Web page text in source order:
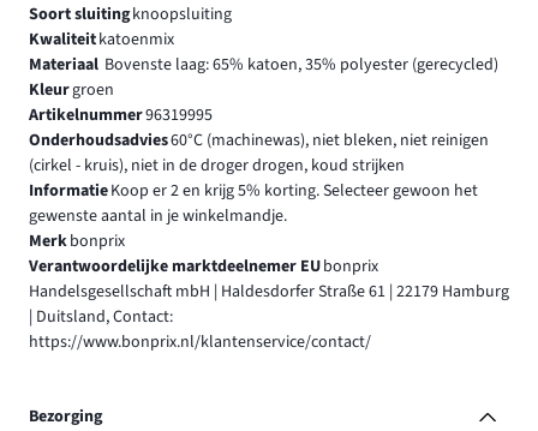
Soort sluitingknoopsluiting
Kwaliteitkatoenmix
Materiaal Bovenste laag: 65% katoen, 35% polyester (gerecycled)
Kleurgroen
Artikelnummer96319995
Onderhoudsadvies60°C (machinewas), niet bleken, niet reinigen
(cirkel - kruis), niet in de droger drogen, koud strijken
InformatieKoop er 2 en krijg 5% korting. Selecteer gewoon het
gewenste aantal in je winkelmandje.
Merkbonprix
Verantwoordelijke marktdeelnemer EUbonprix
Handelsgesellschaft mbH | Haldesdorfer Straße 61 | 22179 Hamburg
| Duitsland, Contact:
https://www.bonprix.nl/klantenservice/contact/
Bezorging